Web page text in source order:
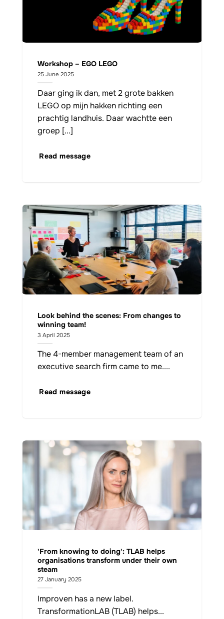
Workshop – EGO LEGO
25 June 2025
Daar ging ik dan, met 2 grote bakken
LEGO op mijn hakken richting een
prachtig landhuis. Daar wachtte een
groep [...]
Read message
Look behind the scenes: From changes to
winning team!
3 April 2025
The 4-member management team of an
executive search firm came to me....
Read message
'From knowing to doing': TLAB helps
organisations transform under their own
steam
27 January 2025
Improven has a new label.
TransformationLAB (TLAB) helps...